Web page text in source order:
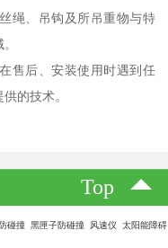
绳、吊钩及所吊重物与特
售后、安装使用时遇到任
的技术。
Top
碰撞 黑匣子防碰撞 风速仪 太阳能障碍